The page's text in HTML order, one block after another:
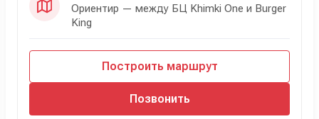
Ориентир — между БЦ Khimki One и Burger
King
Построить маршрут
Позвонить